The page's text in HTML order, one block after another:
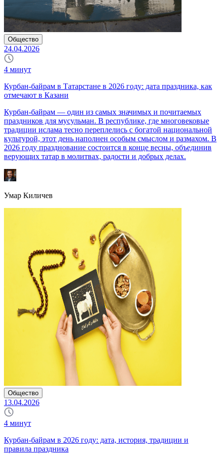
Общество
24.04.2026
4 минут
Курбан-байрам в Татарстане в 2026 году: дата праздника, как
отмечают в Казани
Курбан-байрам — один из самых значимых и почитаемых
праздников для мусульман. В республике, где многовековые
традиции ислама тесно переплелись с богатой национальной
культурой, этот день наполнен особым смыслом и размахом. В
2026 году празднование состоится в конце весны, объединив
верующих татар в молитвах, радости и добрых делах.
Умар Киличев
Общество
13.04.2026
4 минут
Курбан-байрам в 2026 году: дата, история, традиции и
правила праздника